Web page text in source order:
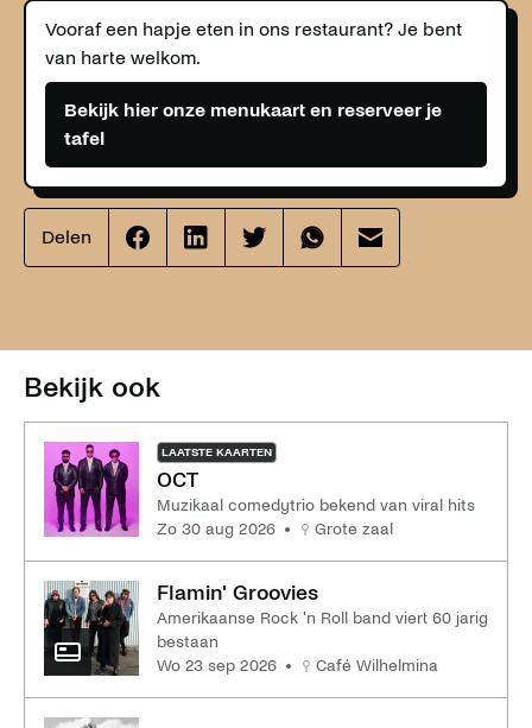
Vooraf een hapje eten in ons restaurant? Je bent
van harte welkom.
Bekijk hier onze menukaart en reserveer je
tafel
Delen
Effenaar
op
Effenaar
op
Effenaar
op
Effenaar
op
Effenaar
op
Bekijk ook
LAATSTE KAARTEN
OCT
Muzikaal comedytrio bekend van viral hits
zo 30 aug 2026
Grote zaal
Flamin' Groovies
Amerikaanse Rock 'n Roll band viert 60 jarig
bestaan
wo 23 sep 2026
Café Wilhelmina